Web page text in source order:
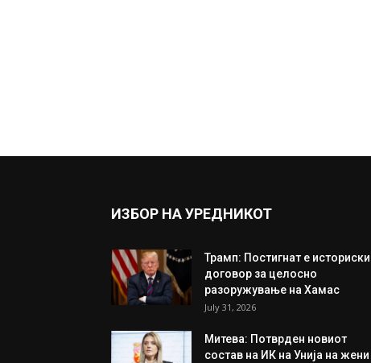
ИЗБОР НА УРЕДНИКОТ
Трамп: Постигнат е историски
договор за целосно
разоружување на Хамас
July 31, 2026
Митева: Потврден новиот
состав на ИК на Унија на жени